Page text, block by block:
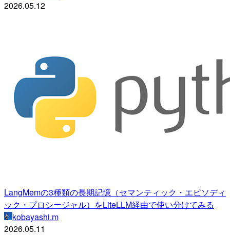
2026.05.12
LangMemの3種類の長期記憶（セマンティック・エピソディ
ック・プロシージャル）をLiteLLM経由で使い分けてみる
kobayashi.m
2026.05.11